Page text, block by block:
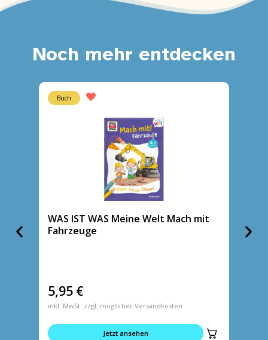
Noch mehr entdecken
Buch
WAS IST WAS Meine Welt Mach mit
Fahrzeuge
5,95 €
inkl. MwSt. zzgl. möglicher Versandkosten
Jetzt ansehen